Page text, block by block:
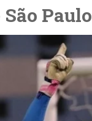
São Paulo